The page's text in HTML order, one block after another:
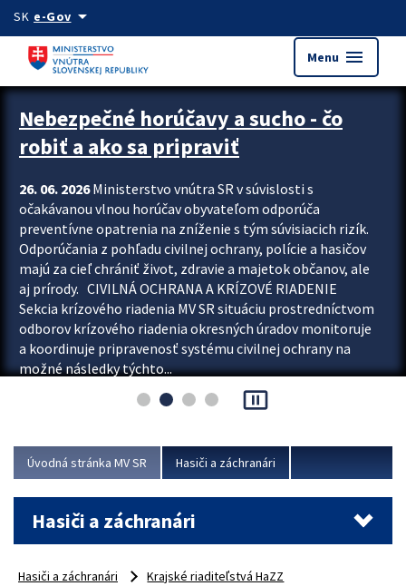
Preskocit na hlavný obsah
SK e-Govarrow_drop_down
Menu menu
Zastavit automatický posun upútavok
Nebezpečné horúčavy a sucho - čo
robiť a ako sa pripraviť
26. 06. 2026Ministerstvo vnútra SR v súvislosti s
očakávanou vlnou horúčav obyvateľom odporúča
preventívne opatrenia na zníženie s tým súvisiacich rizík.
Odporúčania z pohľadu civilnej ochrany, polície a hasičov
majú za cieľ chrániť život, zdravie a majetok občanov, ale
aj prírody. CIVILNÁ OCHRANA A KRÍZOVÉ RIADENIE
Sekcia krízového riadenia MV SR situáciu prostredníctvom
odborov krízového riadenia okresných úradov monitoruje
a koordinuje pripravenosť systému civilnej ochrany na
možné následky týchto...
pause_presentation
Úvodná stránka MV SR Hasiči a záchranári
Hasiči a záchranári
Hasiči a záchranári
Krajské riaditeľstvá HaZZ